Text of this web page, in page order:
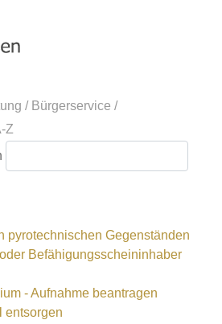
/ Bürgerservice /
Z
pyrotechnischen Gegenständen
Befähigungsscheininhaber
- Aufnahme beantragen
entsorgen